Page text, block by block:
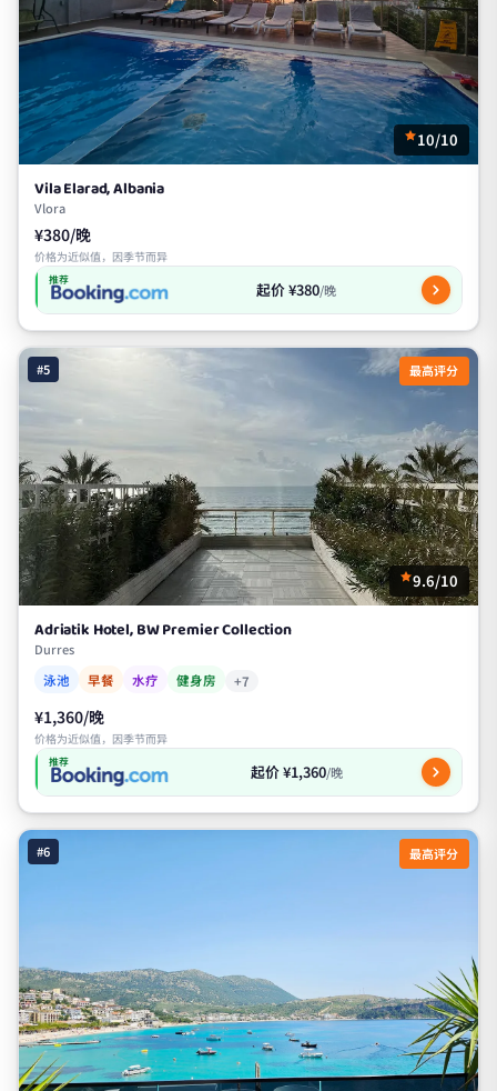
10/10
Vila Elarad, Albania
Vlora
¥380/晚
价格为近似值，因季节而异
推荐 起价 ¥380/晚
#5 最高评分
9.6/10
Adriatik Hotel, BW Premier Collection
Durres
泳池
早餐 水疗 健身房 +7
¥1,360/晚
价格为近似值，因季节而异
推荐 起价 ¥1,360/晚
#6 最高评分